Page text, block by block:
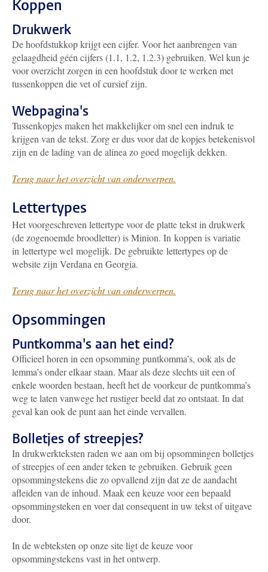
Koppen
Drukwerk
De hoofdstukkop krijgt een cijfer. Voor het aanbrengen van
gelaagdheid géén cijfers (1.1, 1.2, 1.2.3) gebruiken. Wel kun je
voor overzicht zorgen in een hoofdstuk door te werken met
tussenkoppen die vet of cursief zijn.
Webpagina's
Tussenkopjes maken het makkelijker om snel een indruk te
krijgen van de tekst. Zorg er dus voor dat de kopjes betekenisvol
zijn en de lading van de alinea zo goed mogelijk dekken.
Terug naar het overzicht van onderwerpen.
Lettertypes
Het voorgeschreven lettertype voor de platte tekst in drukwerk
(de zogenoemde broodletter) is Minion. In koppen is variatie
in lettertype wel mogelijk. De gebruikte lettertypes op de
website zijn Verdana en Georgia.
Terug naar het overzicht van onderwerpen.
Opsommingen
Puntkomma's aan het eind?
Officieel horen in een opsomming puntkomma’s, ook als de
lemma’s onder elkaar staan. Maar als deze slechts uit een of
enkele woorden bestaan, heeft het de voorkeur de puntkomma’s
weg te laten vanwege het rustiger beeld dat zo ontstaat. In dat
geval kan ook de punt aan het einde vervallen.
Bolletjes of streepjes?
In drukwerkteksten raden we aan om bij opsommingen bolletjes
of streepjes of een ander teken te gebruiken. Gebruik geen
opsommingstekens die zo opvallend zijn dat ze de aandacht
afleiden van de inhoud. Maak een keuze voor een bepaald
opsommingsteken en voer dat consequent in uw tekst of uitgave
door.
In de webteksten op onze site ligt de keuze voor
opsommingstekens vast in het ontwerp.